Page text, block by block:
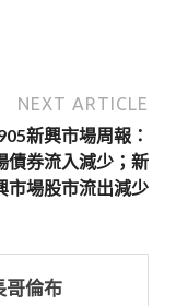
NEXT ARTICLE
新興市場周報：
債券流入減少；新
市場股市流出減少
哥倫布